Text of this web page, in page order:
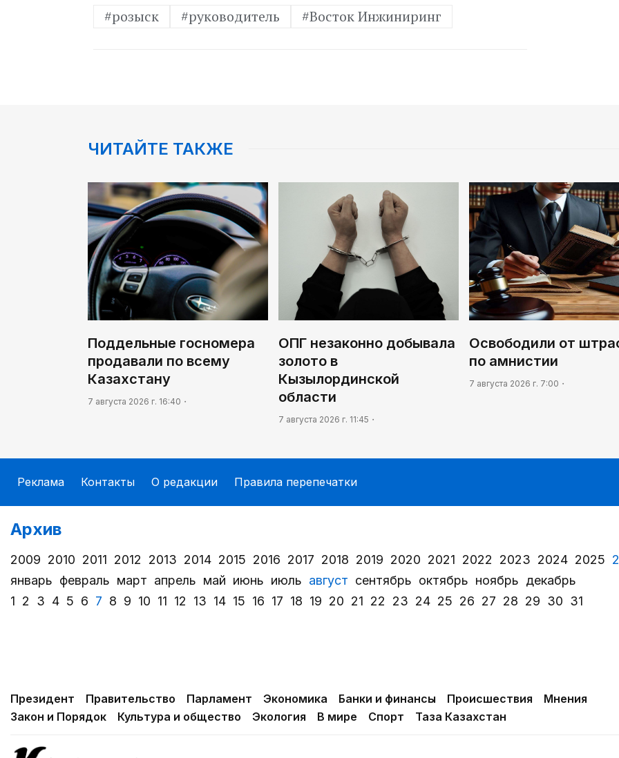
#розыск #руководитель #Восток Инжиниринг
ЧИТАЙТЕ ТАКЖЕ
Поддельные госномера
продавали по всему
Казахстану
7 августа 2026 г. 16:40
ОПГ незаконно добывала
золото в
Кызылординской
области
7 августа 2026 г. 11:45
Освободили от
по амнистии
7 августа 2026 г. 7:00
Реклама Контакты О редакции Правила перепечатки
Архив
2009 2010 2011 2012 2013 2014 2015 2016 2017 2018 2019 2020 2021 2022 2023 2024 2025
январь февраль март апрель май июнь июль август сентябрь октябрь ноябрь декабрь
1 2 3 4 5 6 7 8 9 10 11 12 13 14 15 16 17 18 19 20 21 22 23 24 25 26 27 28 29 30 31
Президент Правительство Парламент Экономика Банки и финансы Происшествия
Мнения
Закон и Порядок
Культура и общество Экология В мире Спорт Таза Казахстан